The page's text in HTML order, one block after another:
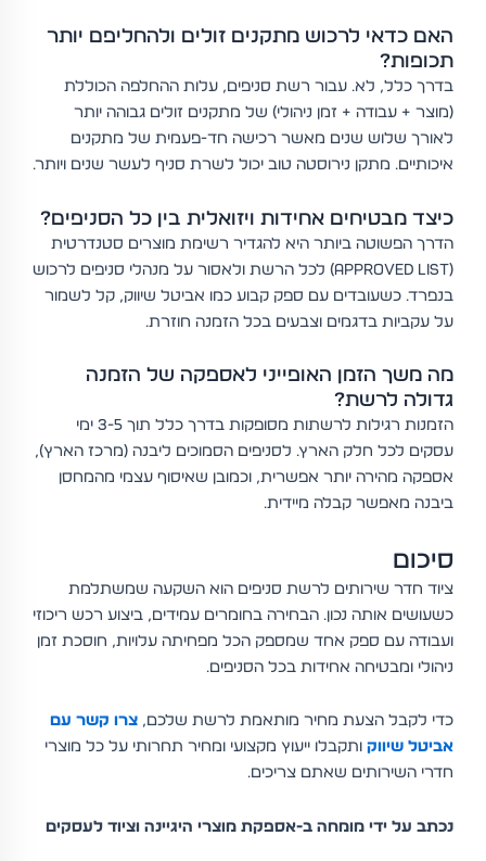
האם כדאי לרכוש מתקנים זולים ולהחליפם יותר
תכופות?
בדרך כלל, לא. עבור רשת סניפים, עלות ההחלפה הכוללת
(מוצר + עבודה + זמן ניהולי) של מתקנים זולים גבוהה יותר
לאורך שלוש שנים מאשר רכישה חד-פעמית של מתקנים
איכותיים. מתקן נירוסטה טוב יכול לשרת סניף לעשר שנים ויותר.
כיצד מבטיחים אחידות ויזואלית בין כל הסניפים?
הדרך הפשוטה ביותר היא להגדיר רשימת מוצרים סטנדרטית
(approved list) לכל הרשת ולאסור על מנהלי סניפים לרכוש
בנפרד. כשעובדים עם ספק קבוע כמו אביטל שיווק, קל לשמור
על עקביות בדגמים וצבעים בכל הזמנה חוזרת.
מה משך הזמן האופייני לאספקה של הזמנה
גדולה לרשת?
הזמנות רגילות לרשתות מסופקות בדרך כלל תוך 3-5 ימי
עסקים לכל חלק הארץ. לסניפים הסמוכים ליבנה (מרכז הארץ),
אספקה מהירה יותר אפשרית, וכמובן שאיסוף עצמי מהמחסן
ביבנה מאפשר קבלה מיידית.
סיכום
ציוד חדר שירותים לרשת סניפים הוא השקעה שמשתלמת
כשעושים אותה נכון. הבחירה בחומרים עמידים, ביצוע רכש ריכוזי
ועבודה עם ספק אחד שמספק הכל מפחיתה עלויות, חוסכת זמן
ניהולי ומבטיחה אחידות בכל הסניפים.
כדי לקבל הצעת מחיר מותאמת לרשת שלכם, צרו קשר עם
אביטל שיווקותקבלו ייעוץ מקצועי ומחיר תחרותי על כל מוצרי
חדרי השירותים שאתם צריכים.
נכתב על ידי מומחה ב-אספקת מוצרי היגיינה וציוד לעסקים